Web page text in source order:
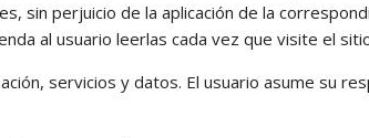
sin perjuicio de la aplicación de la
al usuario leerlas cada vez que visite el
servicios y datos. El usuario asume su